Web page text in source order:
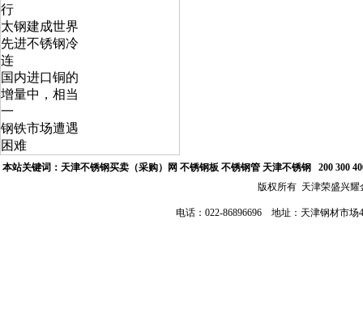
行
太钢建成世界
先进不锈钢冷
连
国内进口铜的
增量中，相当
一
钢铁市场遭遇
困难
本站关键词： 天津不锈钢买卖（采购）网 不锈钢板 不锈钢管 天津不锈钢
200 300
版权所有 天津荣盛兴
电话：022-86896696 地址：天津钢材市